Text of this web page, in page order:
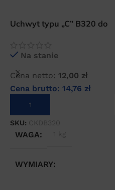
Uchwyt typu „C” B320 do
Na stanie
Cena netto: 12,00 zł
Cena brutto: 14,76 zł
DODAJ DO KOSZYKA
SKU: CKDB320
WAGA 1 kg
WYMIARY